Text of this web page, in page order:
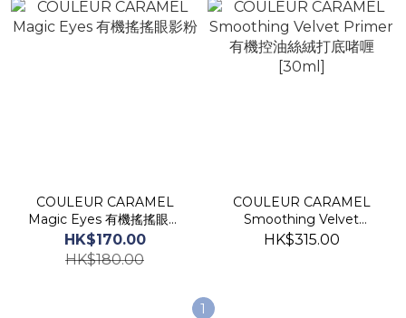
COULEUR CARAMEL
Magic Eyes 有機搖搖眼影
粉
HK$170.00
HK$180.00
COULEUR CARAMEL
Smoothing Velvet
Primer 有機控油絲絨打底
HK$315.00
1